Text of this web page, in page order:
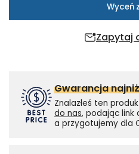
Zapytaj
Wyceń
Gwarancja
Znalazłeś ten
do nas, podając link
a przygotujemy dla